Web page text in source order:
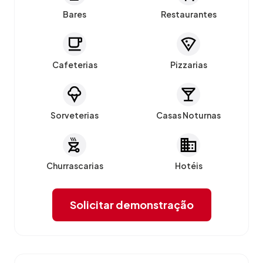
Bares Restaurantes
Cafeterias Pizzarias
Sorveterias Casas Noturnas
Churrascarias Hotéis
Solicitar demonstração